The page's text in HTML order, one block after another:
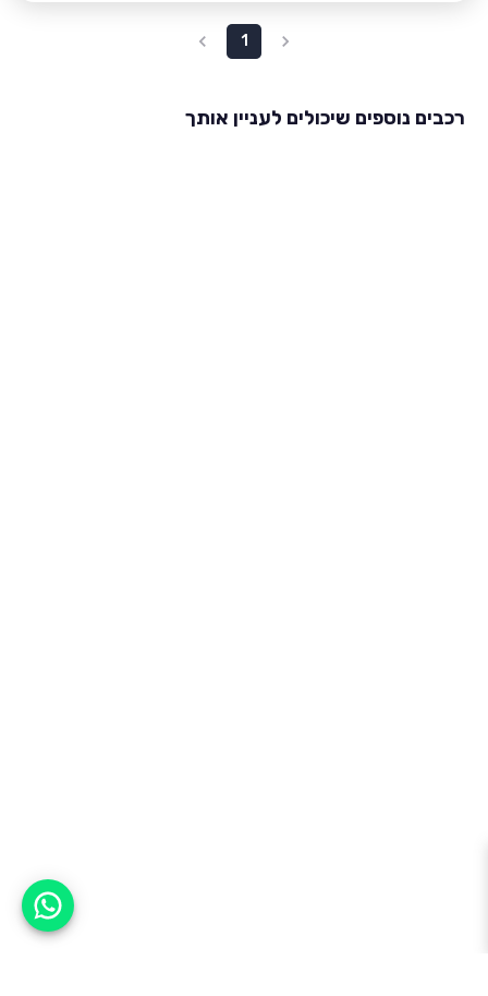
1
רכבים נוספים שיכולים לעניין אותך
אפשר לעזור?